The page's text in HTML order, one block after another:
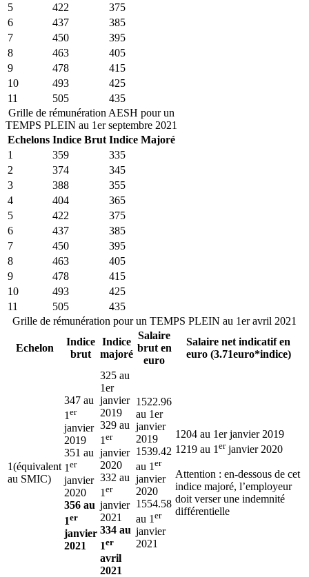
5 422
375
6
437
385
7
450
395
8
463
405
9
478
415
10
493
425
11
505
435
Grille de rémunération AESH pour un
TEMPS PLEIN au 1er septembre 2021
Echelons Indice Brut Indice Majoré
1
359
335
2
374
345
3
388
355
4
404
365
5
422
375
6
437
385
7
450
395
8
463
405
9
478
415
10
493
425
11
505
435
Grille de rémunération pour un TEMPS PLEIN au 1er avril 2021
Echelon
Indice
brut
Indice
majoré
Salaire
brut en
euro
Salaire net indicatif en
euro (3.71euro*indice)
1(équivalent
au SMIC)
347 au
1 er
janvier
2019
351 au
1 er
janvier
2020
356 au
1er
janvier
2021
325 au
1er
janvier
2019
329 au
1 er
janvier
2020
332 au
1 er
janvier
2021
334 au
1er
avril
2021
1522.96
au 1er
janvier
2019
1539.42
au 1 er
janvier
2020
1554.58
au 1 er
janvier
2021
1204 au 1er janvier 2019
1219 au 1 erjanvier 2020
Attention : en-dessous de cet
indice majoré, l’employeur
doit verser une indemnité
différentielle